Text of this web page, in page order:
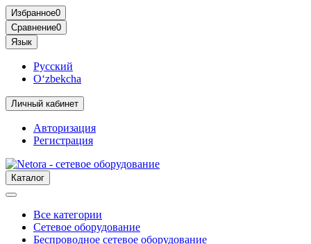
Избранное0
Сравнение0
Язык
Русский
O‘zbekcha
Личный кабинет
Авторизация
Регистрация
Каталог
Все категории
Сетевое оборудование
Беспроводное сетевое оборудование